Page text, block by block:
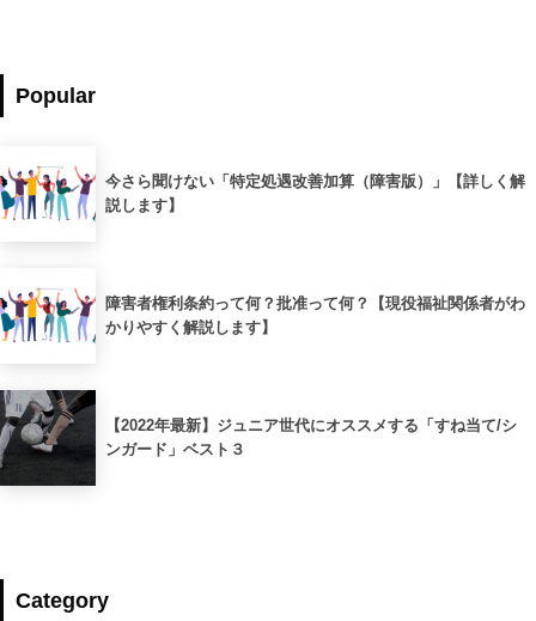
Popular
今さら聞けない「特定処遇改善加算（障害版）」【詳しく解
説します】
障害者権利条約って何？批准って何？【現役福祉関係者がわ
かりやすく解説します】
【2022年最新】ジュニア世代にオススメする「すね当て/シ
ンガード」ベスト３
Category